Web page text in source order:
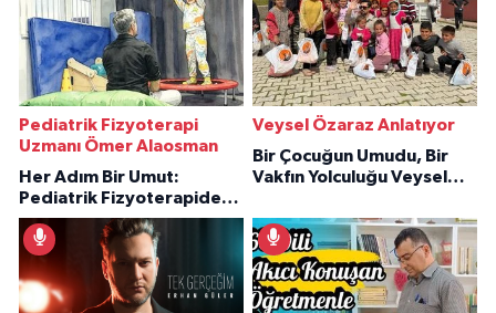
Pediatrik Fizyoterapi
Uzmanı Ömer Alaosman
Her Adım Bir Umut:
Pediatrik Fizyoterapiden
İlham Veren Hikâyeler
Veysel Özaraz Anlatıyor
Bir Çocuğun Umudu, Bir
Vakfın Yolculuğu Veysel